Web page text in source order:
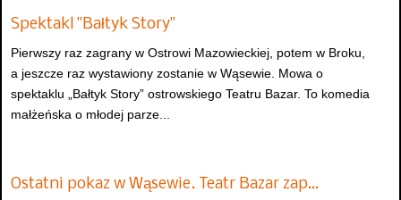
Spektakl "Bałtyk Story"
Pierwszy raz zagrany w Ostrowi Mazowieckiej, potem w Broku,
a jeszcze raz wystawiony zostanie w Wąsewie. Mowa o
spektaklu „Bałtyk Story” ostrowskiego Teatru Bazar. To komedia
małżeńska o młodej parze...
Ostatni pokaz w Wąsewie. Teatr Bazar zap…